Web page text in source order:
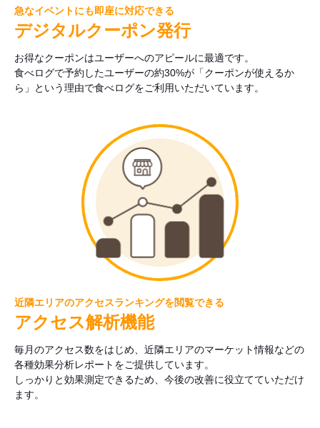
急なイベントにも即座に対応できる
デジタルクーポン発行
お得なクーポンはユーザーへのアピールに最適です。
食べログで予約したユーザーの約30%が「クーポンが使えるか
ら」という理由で食べログをご利用いただいています。
近隣エリアのアクセスランキングを閲覧できる
アクセス解析機能
毎月のアクセス数をはじめ、近隣エリアのマーケット情報などの
各種効果分析レポートをご提供しています。
しっかりと効果測定できるため、今後の改善に役立てていただけ
ます。